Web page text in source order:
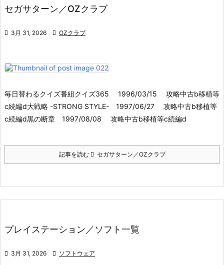
セガサターン／OZクラブ
 3月 31, 2026  OZクラブ
毎日替わるクイズ番組クイズ365 1996/03/15 攻略中古b移植等
c続編d大戦略 -STRONG STYLE- 1997/06/27 攻略中古b移植等
c続編d黒の断章 1997/08/08 攻略中古b移植等c続編d
記事を読む セガサターン／OZクラブ
プレイステーション／ソフト一覧
 3月 31, 2026  ソフトウェア